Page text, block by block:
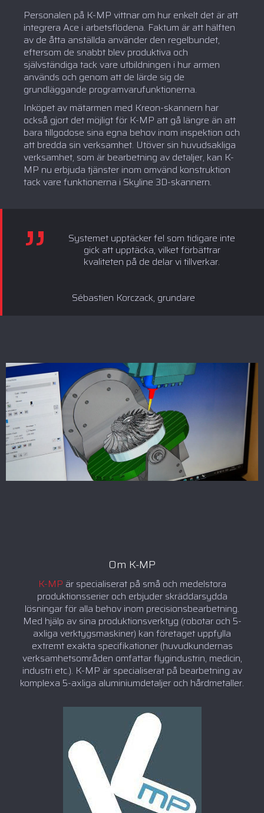
Personalen på K-MP vittnar om hur enkelt det är att
integrera Ace i arbetsflödena. Faktum är att hälften
av de åtta anställda använder den regelbundet,
eftersom de snabbt blev produktiva och
självständiga tack vare utbildningen i hur armen
används och genom att de lärde sig de
grundläggande programvarufunktionerna.
Inköpet av mätarmen med Kreon-skannern har
också gjort det möjligt för K-MP att gå längre än att
bara tillgodose sina egna behov inom inspektion och
att bredda sin verksamhet. Utöver sin huvudsakliga
verksamhet, som är bearbetning av detaljer, kan K-
MP nu erbjuda tjänster inom omvänd konstruktion
tack vare funktionerna i Skyline 3D-skannern.
Systemet upptäcker fel som tidigare inte
gick att upptäcka, vilket förbättrar
kvaliteten på de delar vi tillverkar.
Sébastien Korczack, grundare
Om K-MP
K-MP är specialiserat på små och medelstora
produktionsserier och erbjuder skräddarsydda
lösningar för alla behov inom precisionsbearbetning.
Med hjälp av sina produktionsverktyg (robotar och 5-
axliga verktygsmaskiner) kan företaget uppfylla
extremt exakta specifikationer (huvudkundernas
verksamhetsområden omfattar flygindustrin, medicin,
industri etc.). K-MP är specialiserat på bearbetning av
komplexa 5-axliga aluminiumdetaljer och hårdmetaller.